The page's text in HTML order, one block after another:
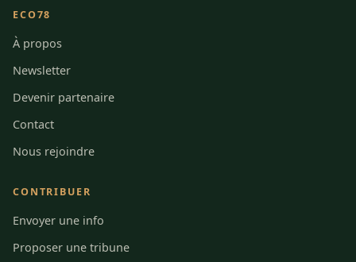
ECO78
À propos
Newsletter
Devenir partenaire
Contact
Nous rejoindre
CONTRIBUER
Envoyer une info
Proposer une tribune